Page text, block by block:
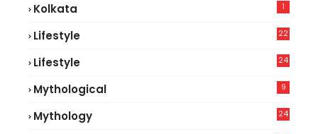
Kolkata 1
Lifestyle
22
Lifestyle
24
Mythological 9
Mythology 24